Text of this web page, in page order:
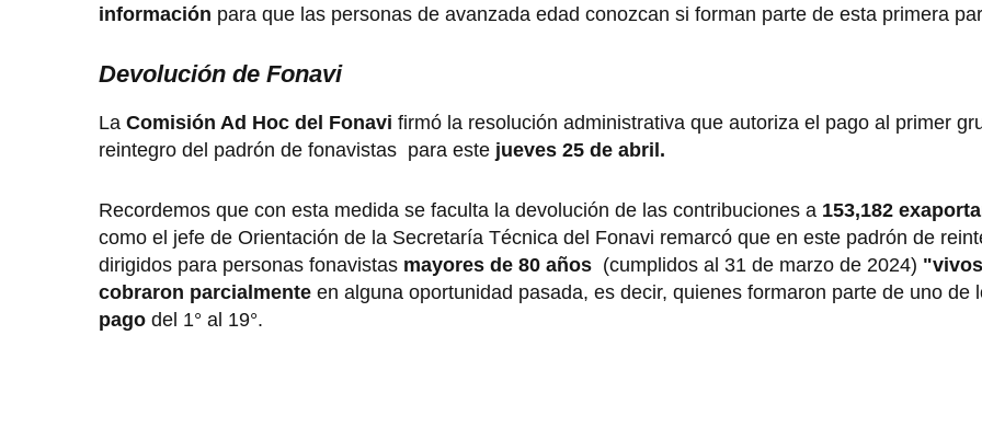
información para que las personas de avanzada edad conozcan si forman parte de esta primera
Devolución de Fonavi
La Comisión Ad Hoc del Fonavi firmó la resolución administrativa que autoriza el pago al primer
reintegro del padrón de fonavistas para este jueves 25 de abril.
Recordemos que con esta medida se faculta la devolución de las contribuciones a 153,182
como el jefe de Orientación de la Secretaría Técnica del Fonavi remarcó que en este padrón de
dirigidos para personas fonavistas mayores de 80 años (cumplidos al 31 de marzo de 2024)
cobraron parcialmente en alguna oportunidad pasada, es decir, quienes formaron parte de uno de
pago del 1° al 19°.